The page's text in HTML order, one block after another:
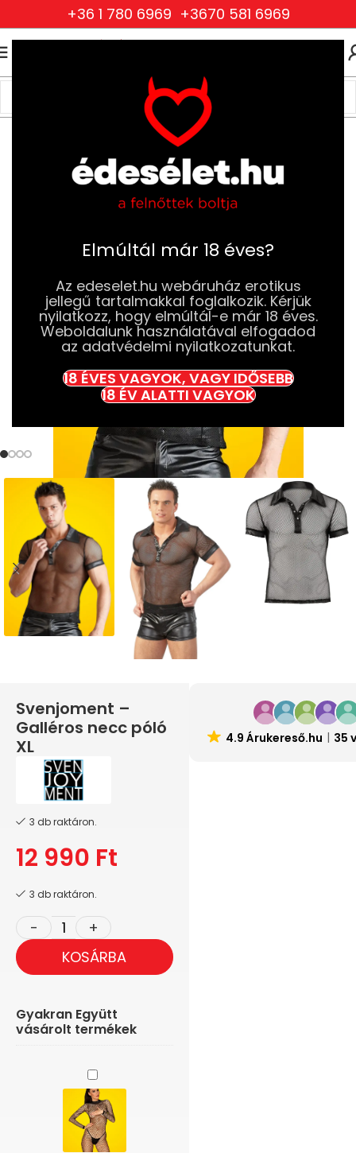
Elmúltál már 18 éves?
Az edeselet.hu webáruház erotikus
jellegű tartalmakkal foglalkozik. Kérjük
nyilatkozz, hogy elmúltál-e már 18 éves.
Weboldalunk használatával elfogadod
az adatvédelmi nyilatkozatunkat.
18 ÉVES VAGYOK, VAGY IDŐSEBB
18 ÉV ALATTI VAGYOK
+36 1 780 6969 +3670 581 6969
Ruhák és Fehérneműk
Férfi Ruhák és Fehérneműk Férfi pólók és bodyk
Svenjoment –
Galléros necc póló
XL
3 db raktáron.
12 990 Ft
3 db raktáron.
KOSÁRBA
Gyakran Együtt
vásárolt termékek
Obsessive
N121
-
Necc
harisnyaruha
(fekete)
4.9 Árukereső.hu 35